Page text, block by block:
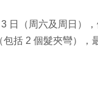
日（周六及周日）
括 2 個髮夾彎），